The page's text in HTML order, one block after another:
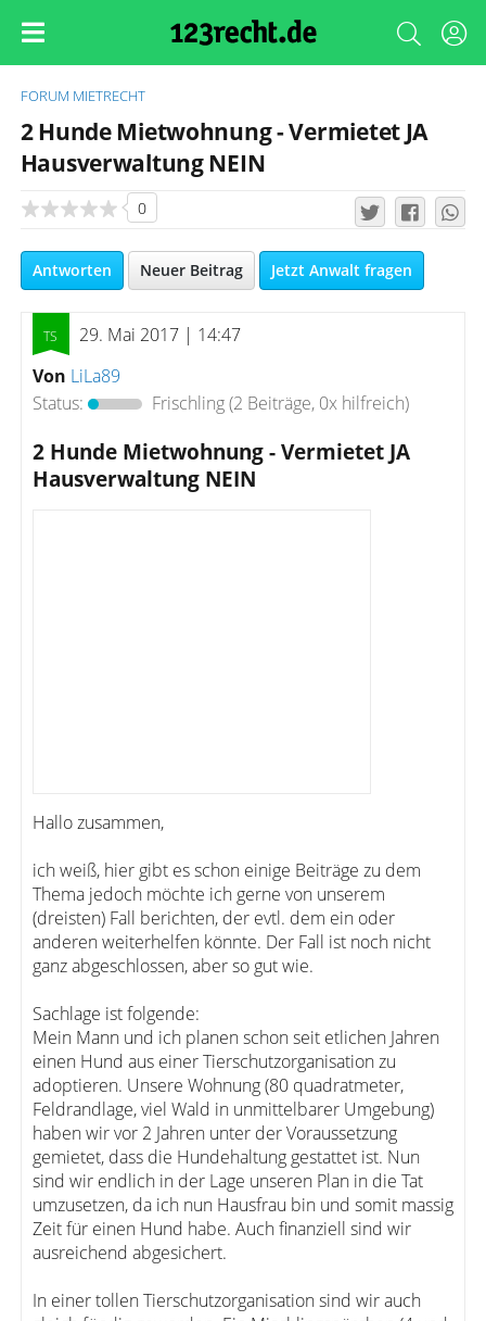
FORUM MIETRECHT
2 Hunde Mietwohnung - Vermietet JA
Hausverwaltung NEIN
0
Antworten Neuer Beitrag Jetzt Anwalt fragen
29. Mai 2017 | 14:47
Von LiLa89
Status:
Frischling(2 Beiträge, 0x hilfreich)
2 Hunde Mietwohnung - Vermietet JA
Hausverwaltung NEIN
Hallo zusammen,
ich weiß, hier gibt es schon einige Beiträge zu dem
Thema jedoch möchte ich gerne von unserem
(dreisten) Fall berichten, der evtl. dem ein oder
anderen weiterhelfen könnte. Der Fall ist noch nicht
ganz abgeschlossen, aber so gut wie.
Sachlage ist folgende:
Mein Mann und ich planen schon seit etlichen Jahren
einen Hund aus einer Tierschutzorganisation zu
adoptieren. Unsere Wohnung (80 quadratmeter,
Feldrandlage, viel Wald in unmittelbarer Umgebung)
haben wir vor 2 Jahren unter der Voraussetzung
gemietet, dass die Hundehaltung gestattet ist. Nun
sind wir endlich in der Lage unseren Plan in die Tat
umzusetzen, da ich nun Hausfrau bin und somit massig
Zeit für einen Hund habe. Auch finanziell sind wir
ausreichend abgesichert.
In einer tollen Tierschutzorganisation sind wir auch